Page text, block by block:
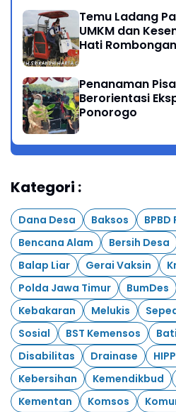
Temu Ladang
UMKM dan
Hati
Penanaman
Berorientasi
Ponorogo
Kategori :
Dana Desa Baksos
Bencana Alam
Bersih Desa
Balap Liar
Gerai Vaksin
Polda Jawa Timur
BumDes
Kebakaran
Melukis
Sosial
BST Kemensos
Disabilitas
Drainase
Kebersihan
Kemendikbud
Kementan
Komsos